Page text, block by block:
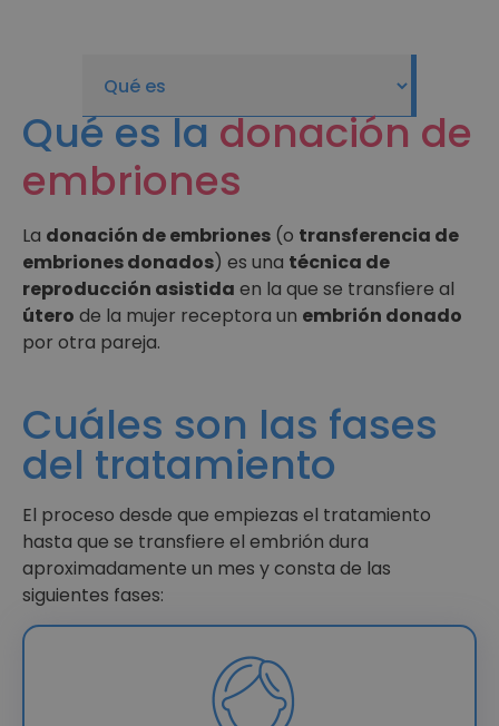
Qué es ladonación de
embriones
La donación de embriones (o transferencia de
embriones donados) es una técnica de
reproducción asistida en la que se transfiere al
útero de la mujer receptora un embrión donado
por otra pareja.
Cuáles son las fases
del tratamiento
El proceso desde que empiezas el tratamiento
hasta que se transfiere el embrión dura
aproximadamente un mes y consta de las
siguientes fases: